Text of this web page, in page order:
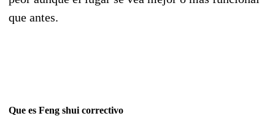
que antes.
Que es Feng shui correctivo